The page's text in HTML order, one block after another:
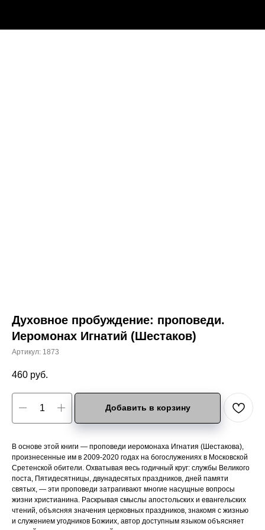
Духовное пробуждение: проповеди.
Иеромонах Игнатий (Шестаков)
Артикул: 1873
460 руб.
Добавить в корзину
В основе этой книги — проповеди иеромонаха Игнатия (Шестакова),
произнесенные им в 2009-2020 годах на богослужениях в Московской
Сретенской обители. Охватывая весь годичный круг: службы Великого
поста, Пятидесятницы, двунадесятых праздников, дней памяти
святых, — эти проповеди затрагивают многие насущные вопросы
жизни христианина. Раскрывая смыслы апостольских и евангельских
чтений, объясняя значения церковных праздников, знакомя с жизнью
и служением угодников Божиих, автор доступным языком объясняет